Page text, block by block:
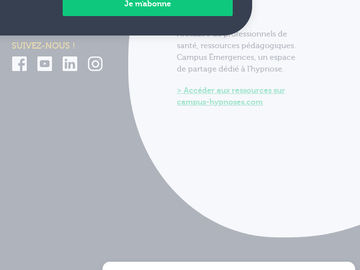
Paiements sécurisés
SUIVEZ-NOUS !
Annuaire de professionnels de
santé, ressources pédagogiques.
Campus Émergences, un espace
de partage dédié à l'hypnose.
Accéder aux ressources sur
campus-hypnoses.com